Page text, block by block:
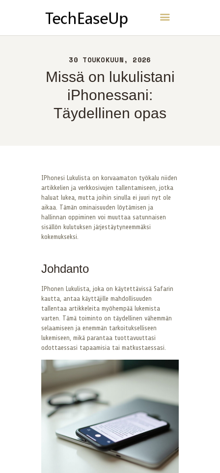
30 TOUKOKUUN, 2026
Missä on lukulistani
iPhonessani:
Täydellinen opas
TechEaseUp
NOIN
YHTEYS
POLITIIKKA
SUOMI
IPhonesi Lukulista on korvaamaton työkalu niiden
artikkelien ja verkkosivujen tallentamiseen, jotka
haluat lukea, mutta joihin sinulla ei juuri nyt ole
aikaa. Tämän ominaisuuden löytämisen ja
hallinnan oppiminen voi muuttaa satunnaisen
sisällön kulutuksen järjestäytyneemmäksi
kokemukseksi.
Johdanto
IPhonen Lukulista, joka on käytettävissä Safarin
kautta, antaa käyttäjille mahdollisuuden
tallentaa artikkeleita myöhempää lukemista
varten. Tämä toiminto on täydellinen vähemmän
selaamiseen ja enemmän tarkoitukselliseen
lukemiseen, mikä parantaa tuottavuuttasi
odottaessasi tapaamisia tai matkustaessasi.